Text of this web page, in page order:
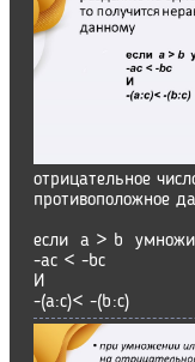
отрицательное
противоположное
если a > b
-ac < -bc
И
-(а:с)< -(b:с)